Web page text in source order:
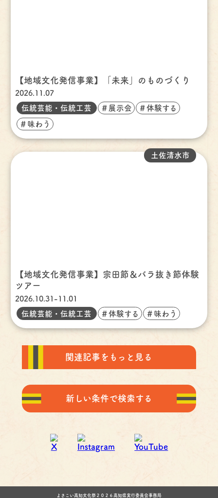
【地域文化発信事業】「未来」のものづくり
2026.11.07
伝統芸能・伝統工芸 ＃展示会 ＃体験する
＃味わう
【地域文化発信事業】宗田節＆バラ抜き節体験
ツアー
2026.10.31-11.01
土佐清水市
伝統芸能・伝統工芸 ＃体験する ＃味わう
関連記事をもっと見る
新しい条件で検索する
よさこい高知文化祭２０２６高知県実行委員会事務局